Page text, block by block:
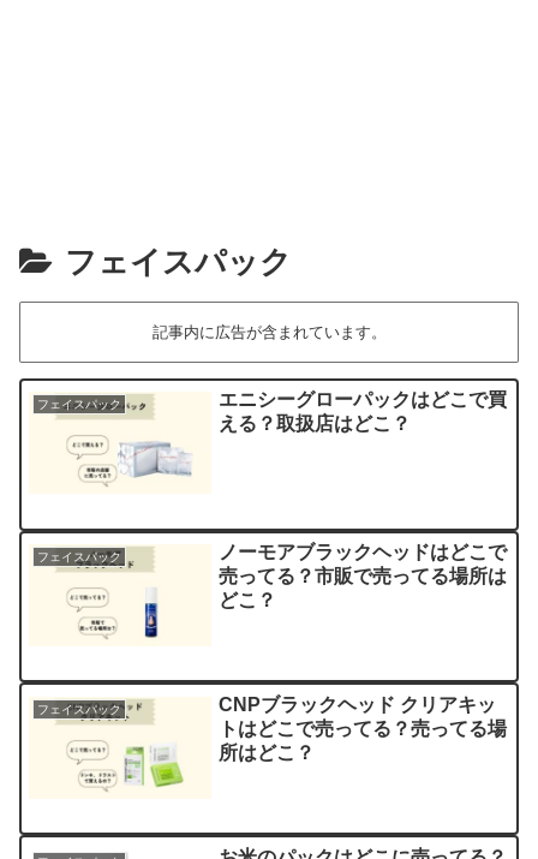
フェイスパック
記事内に広告が含まれています。
フェイスパック
エニシーグローパックはどこで買
える？取扱店はどこ？
フェイスパック
ノーモアブラックヘッドはどこで
売ってる？市販で売ってる場所は
どこ？
フェイスパック
CNPブラックヘッド クリアキッ
トはどこで売ってる？売ってる場
所はどこ？